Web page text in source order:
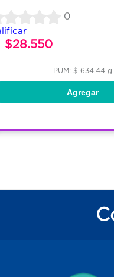
0
$28.550
PUM: $ 634.44 g
Agregar